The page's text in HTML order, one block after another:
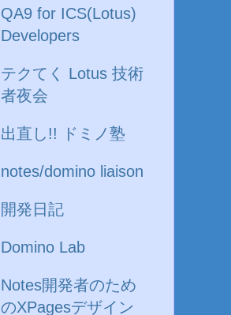
QA9 for ICS(Lotus)
Developers
テクてく Lotus 技術
者夜会
出直し!! ドミノ塾
notes/domino liaison
開発日記
Domino Lab
Notes開発者のため
のXPagesデザイン